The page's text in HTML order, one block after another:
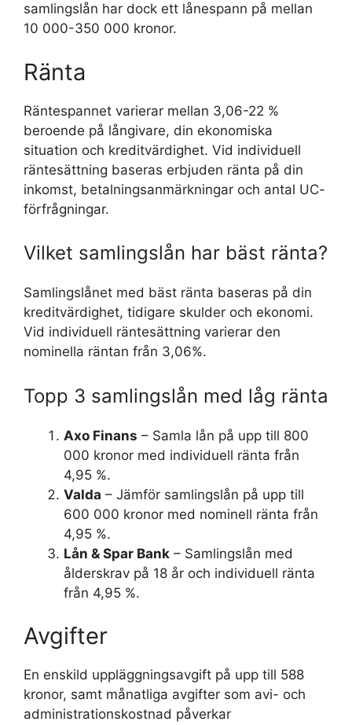
samlingslån har dock ett lånespann på mellan
10 000-350 000 kronor.
Ränta
Räntespannet varierar mellan 3,06-22 %
beroende på långivare, din ekonomiska
situation och kreditvärdighet. Vid individuell
räntesättning baseras erbjuden ränta på din
inkomst, betalningsanmärkningar och antal UC-
förfrågningar.
Vilket samlingslån har bäst ränta?
Samlingslånet med bäst ränta baseras på din
kreditvärdighet, tidigare skulder och ekonomi.
Vid individuell räntesättning varierar den
nominella räntan från 3,06%.
Topp 3 samlingslån med låg ränta
Axo Finans – Samla lån på upp till 800
000 kronor med individuell ränta från
4,95 %.
Valda – Jämför samlingslån på upp till
600 000 kronor med nominell ränta från
4,95 %.
Lån & Spar Bank – Samlingslån med
ålderskrav på 18 år och individuell ränta
från 4,95 %.
Avgifter
En enskild uppläggningsavgift på upp till 588
kronor, samt månatliga avgifter som avi- och
administrationskostnad påverkar